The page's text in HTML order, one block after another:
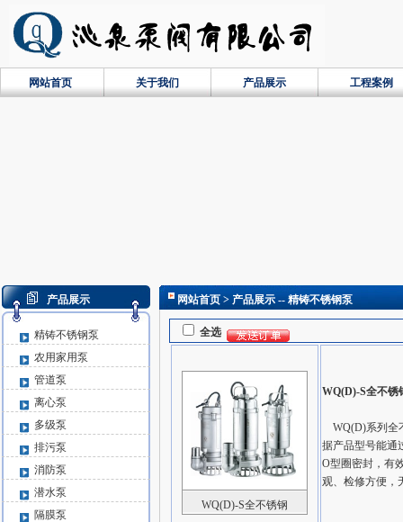
网站首页 关于我们 产品展示 工程案例
产品展示
精铸不锈钢泵
农用家用泵
管道泵
离心泵
多级泵
排污泵
消防泵
潜水泵
隔膜泵
网站首页 > 产品展示 -- 精铸不锈钢泵
全选
WQ(D)-S全不锈钢
WQ(D)-S全不锈
WQ(D)系列全
据产品型号能通
O型圈密封，有
观、检修方便，